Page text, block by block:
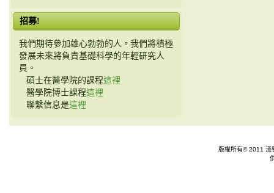
招募!
我們期待參加雄心勃勃的人。我們將積極
發展未來將負責基礎科學的年輕研究人
員。
碩士在醫學院的課程這裡
醫學院博士課程這裡
聯繫信息是這裡
版權所有© 2011 淺